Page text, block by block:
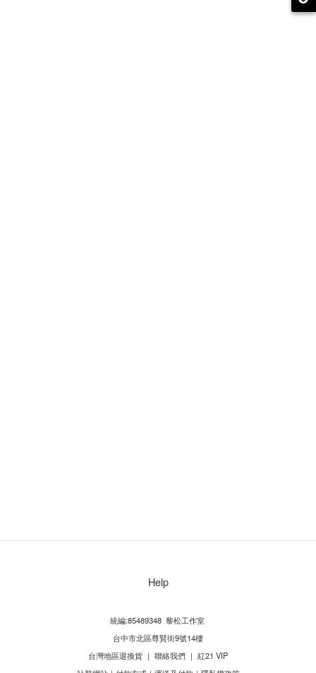
Help
統編:85489348 黎松工作室
台中市北區尊賢街9號14樓
台灣地區退換貨 ｜ 聯絡我們 ｜ 紅21 VIP